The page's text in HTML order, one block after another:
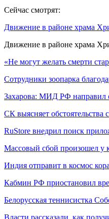
Сейчас смотрят:
Движение в районе храма
Движение в районе храма
«Не могут желать смерти
Сотрудники зоопарка
Захарова: МИД РФ направил
СК выясняет
RuStore внедрил поиск
Массовый сбой произошел у
Индия отправит в космос
Кабмин РФ приостановил
Белорусская теннисистка
Власти рассказали, как